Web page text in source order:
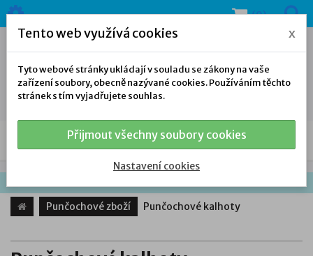
(0)
NAŠE NABÍDKA
Punčochové zboží Punčochové kalhoty
Tento web využívá cookies x
Tyto webové stránky ukládají v souladu se zákony na vaše
zařízení soubory, obecně nazývané cookies. Používáním těchto
stránek s tím vyjadřujete souhlas.
Přijmout všechny soubory cookies
Nastavení cookies